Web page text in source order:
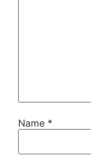
Name *